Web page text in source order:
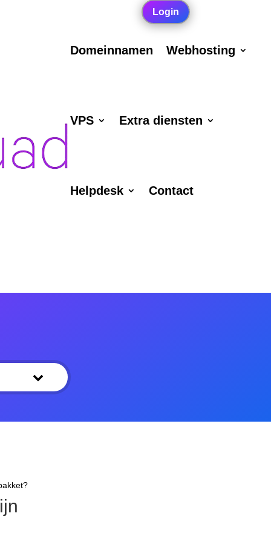
Login
Domeinnamen Webhosting
VPS Extra diensten
Helpdesk Contact